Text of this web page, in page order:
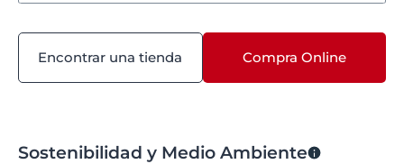
7 G
Encontrar una tienda Compra Online
Sostenibilidad y Medio Ambiente